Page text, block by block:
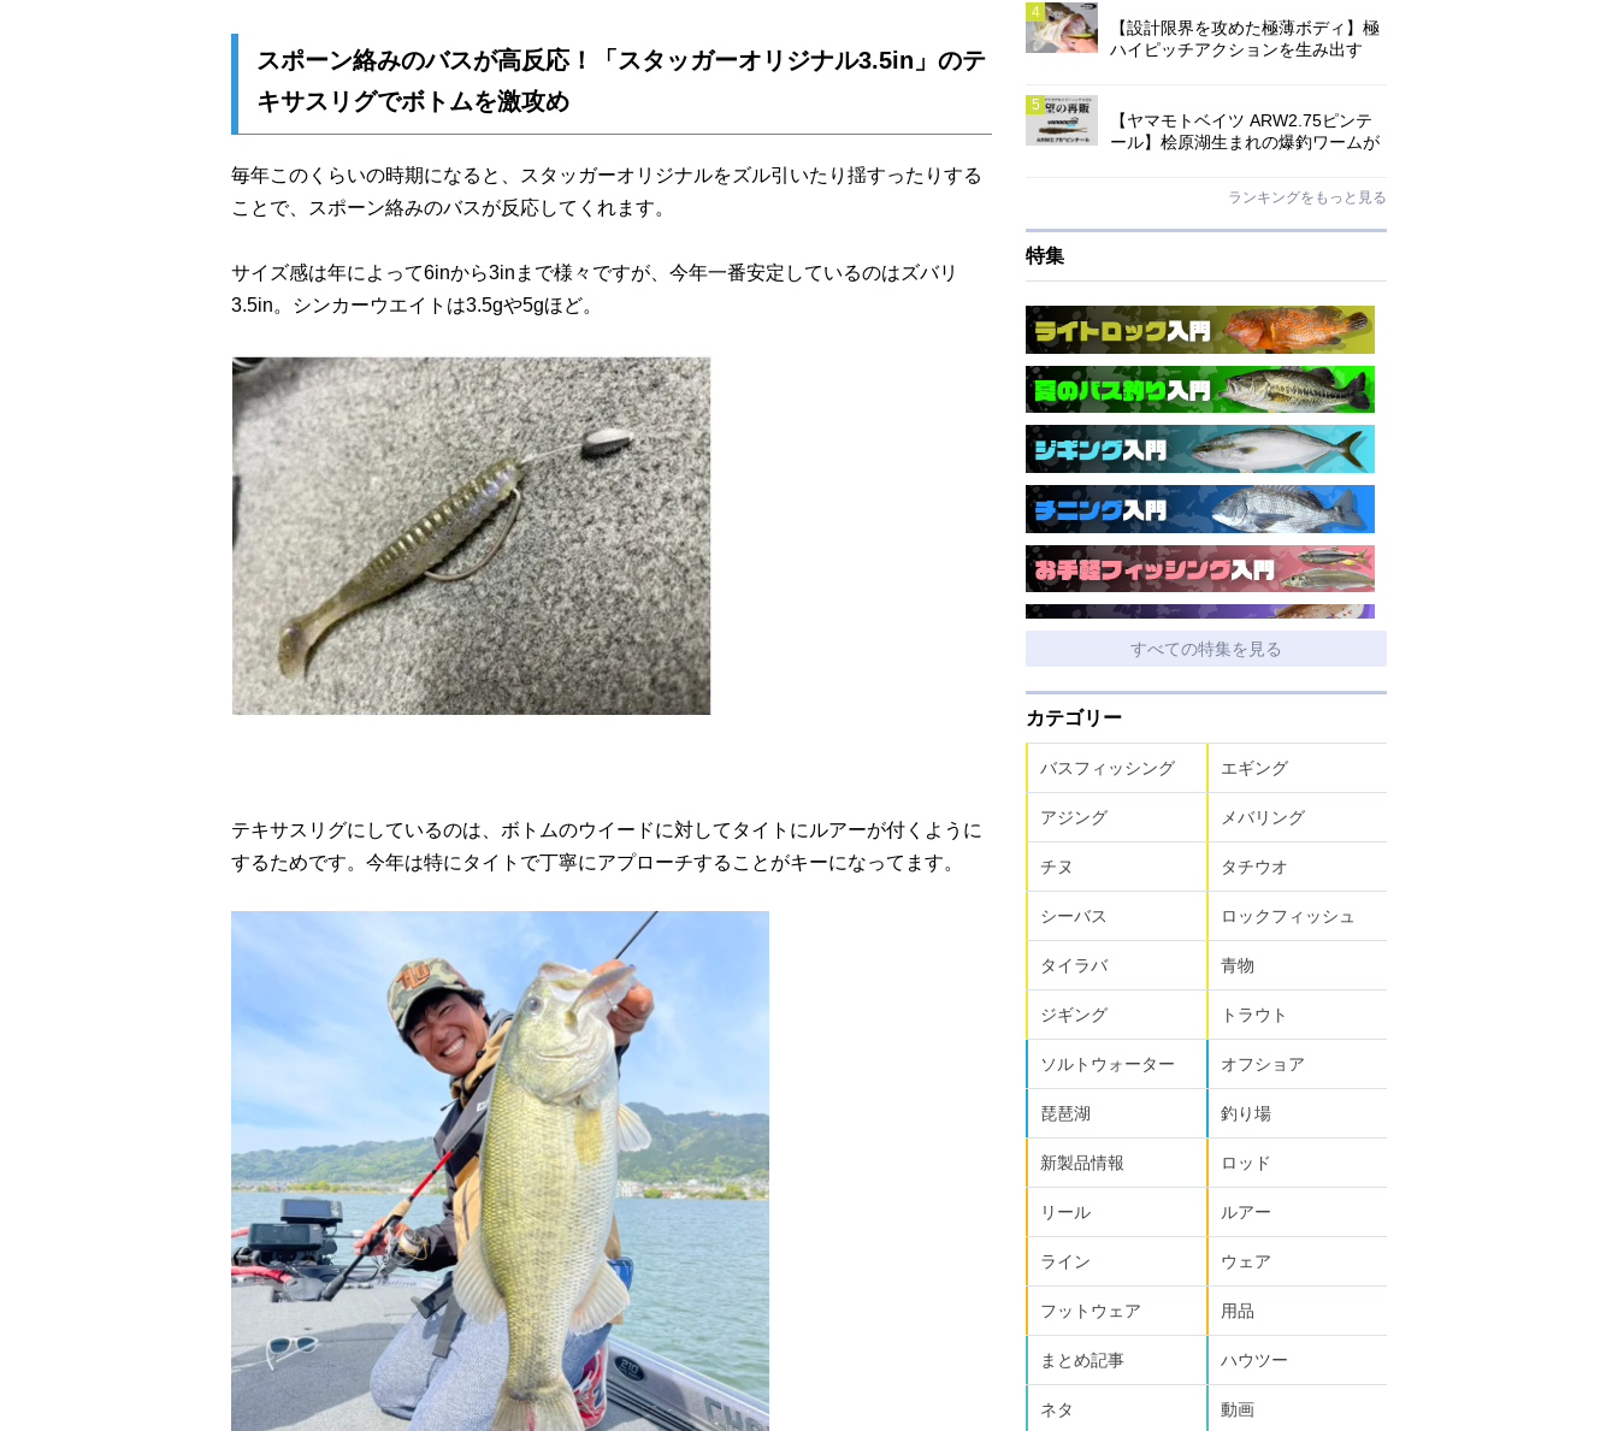
スポーン絡みのバスが高反応！「スタッガーオリジナル3.5in」のテ
キサスリグでボトムを激攻め
毎年このくらいの時期になると、スタッガーオリジナルをズル引いたり揺すったりする
ことで、スポーン絡みのバスが反応してくれます。
サイズ感は年によって6inから3inまで様々ですが、今年一番安定しているのはズバリ
3.5in。シンカーウエイトは3.5gや5gほど。
テキサスリグにしているのは、ボトムのウイードに対してタイトにルアーが付くように
するためです。今年は特にタイトで丁寧にアプローチすることがキーになってます。
【設計限界を攻めた極薄ボディ】極
ハイピッチアクションを生み出す
【ヤマモトベイツ ARW2.75ピンテ
ール】桧原湖生まれの爆釣ワームが
ランキングをもっと見る
特集
すべての特集を見る
カテゴリー
バスフィッシング エギング
アジング メバリング
チヌ タチウオ
シーバス ロックフィッシュ
タイラバ 青物
ジギング トラウト
ソルトウォーター オフショア
琵琶湖 釣り場
新製品情報 ロッド
リール ルアー
ライン ウェア
フットウェア 用品
まとめ記事 ハウツー
ネタ 動画